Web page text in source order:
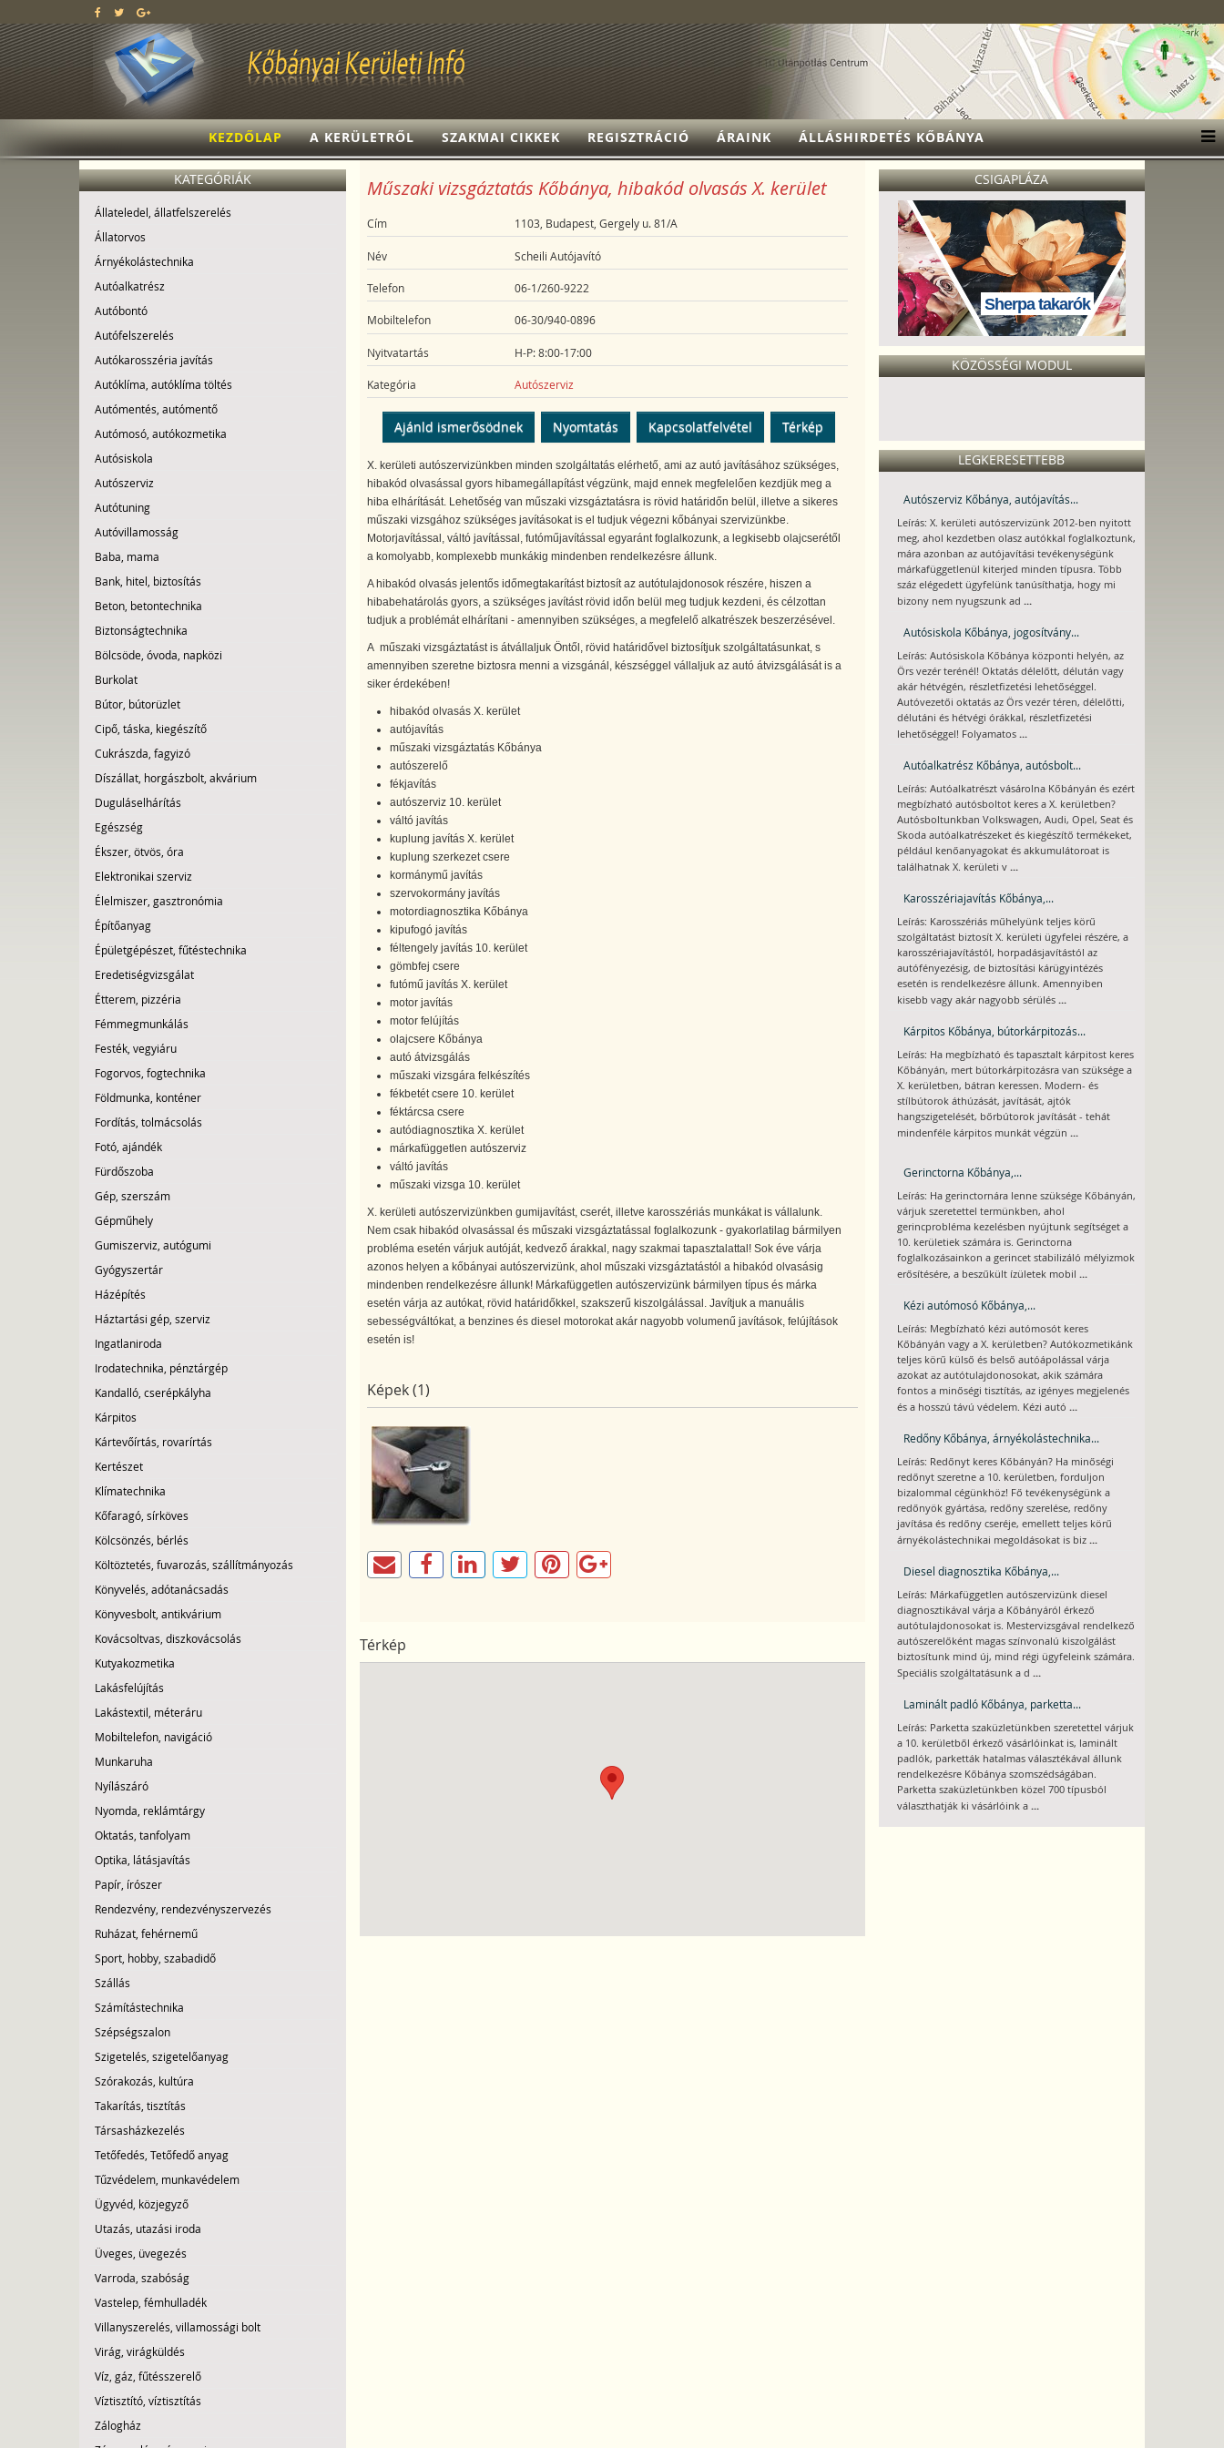
KEZDŐLAP A KERÜLETRŐL SZAKMAI CIKKEK REGISZTRÁCIÓ ÁRAINK ÁLLÁSHIRDETÉS KŐBÁNYA
KATEGÓRIÁK
Állateledel, állatfelszerelés
Állatorvos
Árnyékolástechnika
Autóalkatrész
Autóbontó
Autófelszerelés
Autókarosszéria javítás
Autóklíma, autóklíma töltés
Autómentés, autómentő
Autómosó, autókozmetika
Autósiskola
Autószerviz
Autótuning
Autóvillamosság
Baba, mama
Bank, hitel, biztosítás
Beton, betontechnika
Biztonságtechnika
Bölcsöde, óvoda, napközi
Burkolat
Bútor, bútorüzlet
Cipő, táska, kiegészítő
Cukrászda, fagyizó
Díszállat, horgászbolt, akvárium
Duguláselhárítás
Egészség
Ékszer, ötvös, óra
Elektronikai szerviz
Élelmiszer, gasztronómia
Építőanyag
Épületgépészet, fűtéstechnika
Eredetiségvizsgálat
Étterem, pizzéria
Fémmegmunkálás
Festék, vegyiáru
Fogorvos, fogtechnika
Földmunka, konténer
Fordítás, tolmácsolás
Fotó, ajándék
Fürdőszoba
Gép, szerszám
Gépműhely
Gumiszerviz, autógumi
Gyógyszertár
Házépítés
Háztartási gép, szerviz
Ingatlaniroda
Irodatechnika, pénztárgép
Kandalló, cserépkályha
Kárpitos
Kártevőírtás, rovarírtás
Kertészet
Klímatechnika
Kőfaragó, sírköves
Kölcsönzés, bérlés
Költöztetés, fuvarozás, szállítmányozás
Könyvelés, adótanácsadás
Könyvesbolt, antikvárium
Kovácsoltvas, diszkovácsolás
Kutyakozmetika
Lakásfelújítás
Lakástextil, méteráru
Mobiltelefon, navigáció
Munkaruha
Nyílászáró
Nyomda, reklámtárgy
Oktatás, tanfolyam
Optika, látásjavítás
Papír, írószer
Rendezvény, rendezvényszervezés
Ruházat, fehérnemű
Sport, hobby, szabadidő
Szállás
Számítástechnika
Szépségszalon
Szigetelés, szigetelőanyag
Szórakozás, kultúra
Takarítás, tisztítás
Társasházkezelés
Tetőfedés, Tetőfedő anyag
Tűzvédelem, munkavédelem
Ügyvéd, közjegyző
Utazás, utazási iroda
Üveges, üvegezés
Varroda, szabóság
Vastelep, fémhulladék
Villanyszerelés, villamossági bolt
Virág, virágküldés
Víz, gáz, fűtésszerelő
Víztisztító, víztisztítás
Zálogház
Műszaki vizsgáztatás Kőbánya, hibakód olvasás X. kerület
Cím 1103, Budapest, Gergely u. 81/A
Név Scheili Autójavító
Telefon 06-1/260-9222
Mobiltelefon 06-30/940-0896
Nyitvatartás H-P: 8:00-17:00
Kategória Autószerviz
Ajánld ismerősödnek Nyomtatás Kapcsolatfelvétel Térkép
X. kerületi autószervizünkben minden szolgáltatás elérhető, ami az autó javításához szükséges,
hibakód olvasással gyors hibamegállapítást végzünk, majd ennek megfelelően kezdjük meg a
hiba elhárítását. Lehetőség van műszaki vizsgáztatásra is rövid határidőn belül, illetve a sikeres
műszaki vizsgához szükséges javításokat is el tudjuk végezni kőbányai szervizünkbe.
Motorjavítással, váltó javítással, futóműjavítással egyaránt foglalkozunk, a legkisebb olajcserétől
a komolyabb, komplexebb munkákig mindenben rendelkezésre állunk.
A hibakód olvasás jelentős időmegtakarítást biztosít az autótulajdonosok részére, hiszen a
hibabehatárolás gyors, a szükséges javítást rövid időn belül meg tudjuk kezdeni, és célzottan
tudjuk a problémát elhárítani - amennyiben szükséges, a megfelelő alkatrészek beszerzésével.
A műszaki vizsgáztatást is átvállaljuk Öntől, rövid határidővel biztosítjuk szolgáltatásunkat, s
amennyiben szeretne biztosra menni a vizsgánál, készséggel vállaljuk az autó átvizsgálását is a
siker érdekében!
hibakód olvasás X. kerület
autójavítás
műszaki vizsgáztatás Kőbánya
autószerelő
fékjavítás
autószerviz 10. kerület
váltó javítás
kuplung javítás X. kerület
kuplung szerkezet csere
kormánymű javítás
szervokormány javítás
motordiagnosztika Kőbánya
kipufogó javítás
féltengely javítás 10. kerület
gömbfej csere
futómű javítás X. kerület
motor javítás
motor felújítás
olajcsere Kőbánya
autó átvizsgálás
műszaki vizsgára felkészítés
fékbetét csere 10. kerület
féktárcsa csere
autódiagnosztika X. kerület
márkafüggetlen autószerviz
váltó javítás
műszaki vizsga 10. kerület
X. kerületi autószervizünkben gumijavítást, cserét, illetve karosszériás munkákat is vállalunk.
Nem csak hibakód olvasással és műszaki vizsgáztatással foglalkozunk - gyakorlatilag bármilyen
probléma esetén várjuk autóját, kedvező árakkal, nagy szakmai tapasztalattal! Sok éve várja
azonos helyen a kőbányai autószervizünk, ahol műszaki vizsgáztatástól a hibakód olvasásig
mindenben rendelkezésre állunk! Márkafüggetlen autószervizünk bármilyen típus és márka
esetén várja az autókat, rövid határidőkkel, szakszerű kiszolgálással. Javítjuk a manuális
sebességváltókat, a benzines és diesel motorokat akár nagyobb volumenű javítások, felújítások
esetén is!
Képek (1)
Térkép
CSIGAPLÁZA
Sherpa takarók
KÖZÖSSÉGI MODUL
LEGKERESETTEBB
Autószerviz Kőbánya, autójavítás...
Leírás: X. kerületi autószervizünk 2012-ben nyitott
meg, ahol kezdetben olasz autókkal foglalkoztunk,
mára azonban az autójavítási tevékenységünk
márkafüggetlenül kiterjed minden típusra. Több
száz elégedett ügyfelünk tanúsíthatja, hogy mi
bizony nem nyugszunk ad ...
Autósiskola Kőbánya, jogosítvány...
Leírás: Autósiskola Kőbánya központi helyén, az
Örs vezér terénél! Oktatás délelőtt, délután vagy
akár hétvégén, részletfizetési lehetőséggel.
Autóvezetői oktatás az Örs vezér téren, délelőtti,
délutáni és hétvégi órákkal, részletfizetési
lehetőséggel! Folyamatos ...
Autóalkatrész Kőbánya, autósbolt...
Leírás: Autóalkatrészt vásárolna Kőbányán és ezért
megbízható autósboltot keres a X. kerületben?
Autósboltunkban Volkswagen, Audi, Opel, Seat és
Skoda autóalkatrészeket és kiegészítő termékeket,
például kenőanyagokat és akkumulátoroat is
találhatnak X. kerületi v ...
Karosszériajavítás Kőbánya,...
Leírás: Karosszériás műhelyünk teljes körű
szolgáltatást biztosít X. kerületi ügyfelei részére, a
karosszériajavítástól, horpadásjavítástól az
autófényezésig, de biztosítási kárügyintézés
esetén is rendelkezésre állunk. Amennyiben
kisebb vagy akár nagyobb sérülés ...
Kárpitos Kőbánya, bútorkárpitozás...
Leírás: Ha megbízható és tapasztalt kárpitost keres
Kőbányán, mert bútorkárpitozásra van szüksége a
X. kerületben, bátran keressen. Modern- és
stílbútorok áthúzását, javítását, ajtók
hangszigetelését, bőrbútorok javítását - tehát
mindenféle kárpitos munkát végzün ...
Gerinctorna Kőbánya,...
Leírás: Ha gerinctornára lenne szüksége Kőbányán,
várjuk szeretettel termünkben, ahol
gerincprobléma kezelésben nyújtunk segítséget a
10. kerületiek számára is. Gerinctorna
foglalkozásainkon a gerincet stabilizáló mélyizmok
erősítésére, a beszűkült ízületek mobil ...
Kézi autómosó Kőbánya,...
Leírás: Megbízható kézi autómosót keres
Kőbányán vagy a X. kerületben? Autókozmetikánk
teljes körű külső és belső autóápolással várja
azokat az autótulajdonosokat, akik számára
fontos a minőségi tisztítás, az igényes megjelenés
és a hosszú távú védelem. Kézi autó ...
Redőny Kőbánya, árnyékolástechnika...
Leírás: Redőnyt keres Kőbányán? Ha minőségi
redőnyt szeretne a 10. kerületben, forduljon
bizalommal cégünkhöz! Fő tevékenységünk a
redőnyök gyártása, redőny szerelése, redőny
javítása és redőny cseréje, emellett teljes körű
árnyékolástechnikai megoldásokat is biz ...
Diesel diagnosztika Kőbánya,...
Leírás: Márkafüggetlen autószervizünk diesel
diagnosztikával várja a Kőbányáról érkező
autótulajdonosokat is. Mestervizsgával rendelkező
autószerelőként magas színvonalú kiszolgálást
biztosítunk mind új, mind régi ügyfeleink számára.
Speciális szolgáltatásunk a d ...
Laminált padló Kőbánya, parketta...
Leírás: Parketta szaküzletünkben szeretettel várjuk
a 10. kerületből érkező vásárlóinkat is, laminált
padlók, parketták hatalmas választékával állunk
rendelkezésre Kőbánya szomszédságában.
Parketta szaküzletünkben közel 700 típusból
választhatják ki vásárlóink a ...